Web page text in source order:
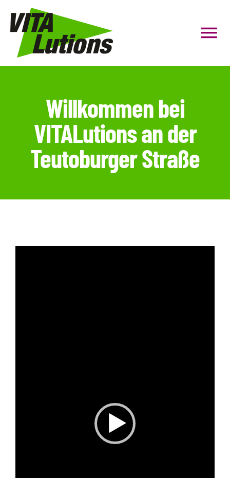
Inhalt
springen
Personal Coaching
Gruppenfitness
Willkommen bei
VITALutions an der
Teutoburger Straße